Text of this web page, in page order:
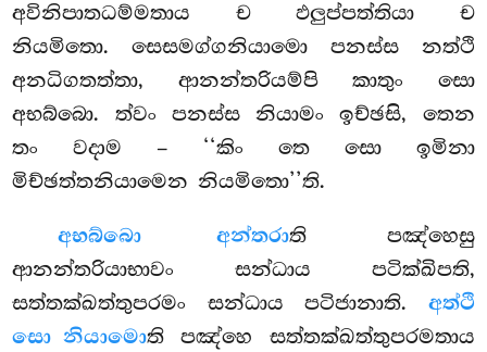
අවිනිපාතධම්මතාය ච ඵලුප්පත්තියා ච
නියමිතො. සෙසමග්ගනියාමො පනස්ස නත්ථි
අනධිගතත්තා, ආනන්තරියම්පි කාතුං සො
අභබ්බො. ත්වං පනස්ස නියාමං ඉච්ඡසි, තෙන
තං වදාම – ‘‘කිං තෙ සො ඉමිනා
මිච්ඡත්තනියාමෙන නියමිතො’’ති.
අභබ්බො අන්තරාති පඤ්හෙසු
ආනන්තරියාභාවං සන්ධාය පටික්ඛිපති,
සත්තක්ඛත්තුපරමං සන්ධාය පටිජානාති. අත්ථි
සො නියාමොති පඤ්හෙ සත්තක්ඛත්තුපරමතාය